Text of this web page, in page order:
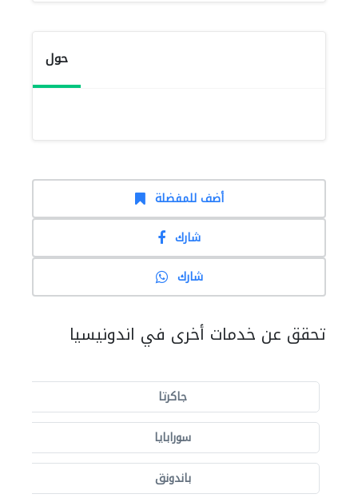
حول
أضف للمفضلة
شارك
شارك
تحقق عن خدمات أخرى في اندونيسيا
جاكرتا
سورابايا
باندونق